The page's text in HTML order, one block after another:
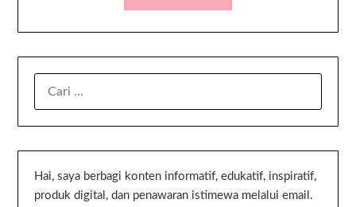
Hai, saya berbagi konten informatif, edukatif, inspiratif,
produk digital, dan penawaran istimewa melalui email.